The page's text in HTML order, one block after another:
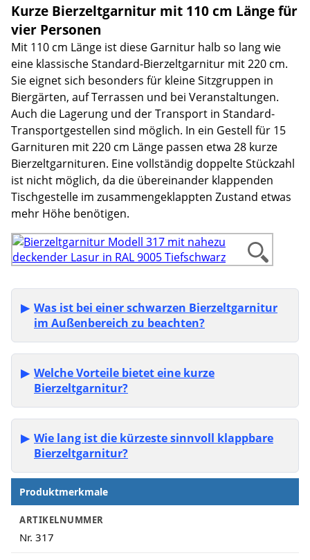
Kurze Bierzeltgarnitur mit 110 cm Länge für
vier Personen
Mit 110 cm Länge ist diese Garnitur halb so lang wie
eine klassische Standard-Bierzeltgarnitur mit 220 cm.
Sie eignet sich besonders für kleine Sitzgruppen in
Biergärten, auf Terrassen und bei Veranstaltungen.
Auch die Lagerung und der Transport in Standard-
Transportgestellen sind möglich. In ein Gestell für 15
Garnituren mit 220 cm Länge passen etwa 28 kurze
Bierzeltgarnituren. Eine vollständig doppelte Stückzahl
ist nicht möglich, da die übereinander klappenden
Tischgestelle im zusammengeklappten Zustand etwas
mehr Höhe benötigen.
Was ist bei einer schwarzen Bierzeltgarnitur
im Außenbereich zu beachten?
Welche Vorteile bietet eine kurze
Bierzeltgarnitur?
Wie lang ist die kürzeste sinnvoll klappbare
Bierzeltgarnitur?
Produktmerkmale
ARTIKELNUMMER
Nr. 317